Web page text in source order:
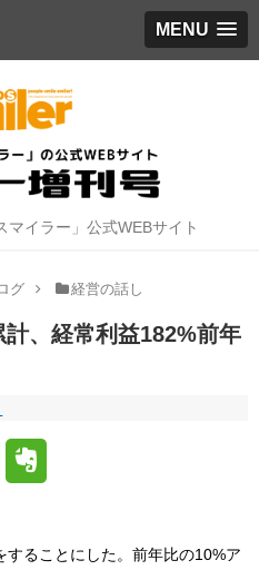
MENU
イラー」公式WEBサイト
グ 経営の話し
、経常利益182%前年
ることにした。前年比の10%ア